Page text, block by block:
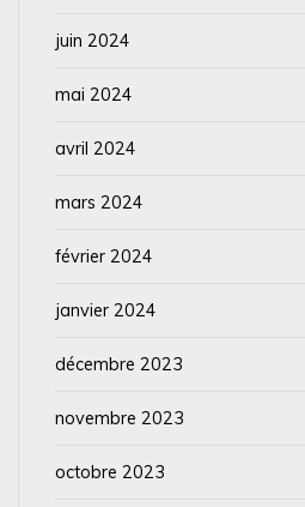
juin 2024
mai 2024
avril 2024
mars 2024
février 2024
janvier 2024
décembre 2023
novembre 2023
octobre 2023